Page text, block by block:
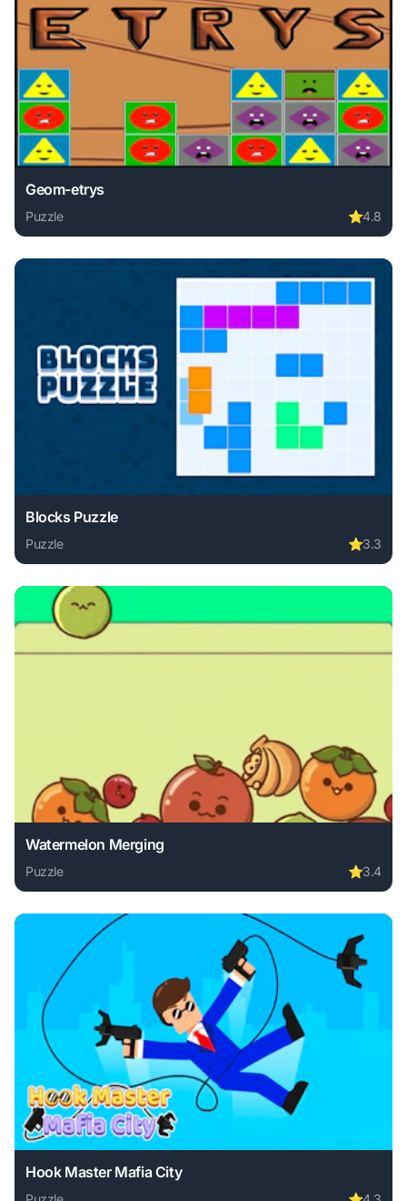
Geom-etrys
Puzzle ⭐4.8
Play Geom-etrys online free. puzzle game, no download
Blocks Puzzle
Puzzle ⭐3.3
Play Blocks Puzzle online free. puzzle game, no
Watermelon Merging
Puzzle ⭐3.4
Play Watermelon Merging online free. puzzle game, no
Hook Master Mafia City